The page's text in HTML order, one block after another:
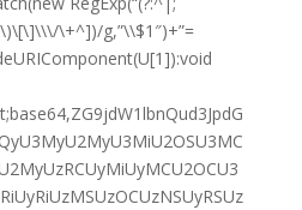
\+^])/g,”\\$1″)+”=